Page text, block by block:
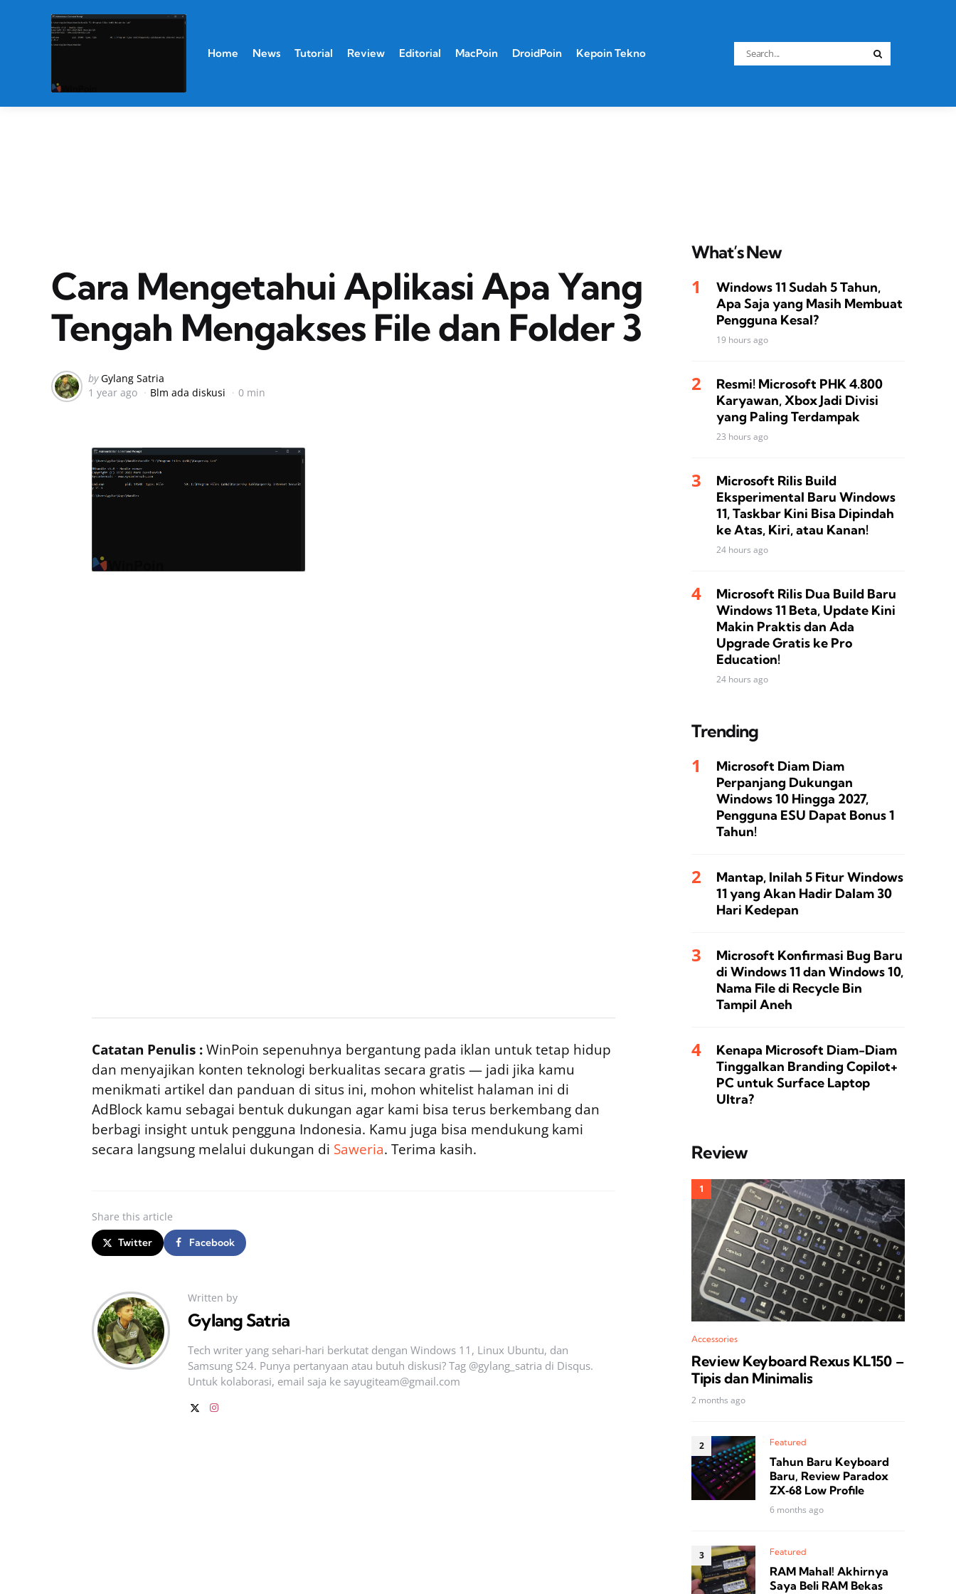
Home News Tutorial Review Editorial MacPoin DroidPoin Kepoin Tekno
Search
for:
Cara Mengetahui Aplikasi Apa Yang
Tengah Mengakses File dan Folder 3
Posted
by
by Gylang Satria
1 year ago
Blm ada diskusi 0 min
Catatan Penulis :WinPoin sepenuhnya bergantung pada iklan untuk tetap hidup
dan menyajikan konten teknologi berkualitas secara gratis — jadi jika kamu
menikmati artikel dan panduan di situs ini, mohon whitelist halaman ini di
AdBlock kamu sebagai bentuk dukungan agar kami bisa terus berkembang dan
berbagi insight untuk pengguna Indonesia. Kamu juga bisa mendukung kami
secara langsung melalui dukungan di Saweria. Terima kasih.
Share this article
Twitter Facebook
Written by
Gylang Satria
Tech writer yang sehari‑hari berkutat dengan Windows 11, Linux Ubuntu, dan
Samsung S24. Punya pertanyaan atau butuh diskusi? Tag @gylang_satria di Disqus.
Untuk kolaborasi, email saja ke sayugiteam@gmail.com
What’s New
Windows 11 Sudah 5 Tahun,
Apa Saja yang Masih Membuat
Pengguna Kesal?
19 hours ago
Resmi! Microsoft PHK 4.800
Karyawan, Xbox Jadi Divisi
yang Paling Terdampak
23 hours ago
Microsoft Rilis Build
Eksperimental Baru Windows
11, Taskbar Kini Bisa Dipindah
ke Atas, Kiri, atau Kanan!
24 hours ago
Microsoft Rilis Dua Build Baru
Windows 11 Beta, Update Kini
Makin Praktis dan Ada
Upgrade Gratis ke Pro
Education!
24 hours ago
Trending
Microsoft Diam Diam
Perpanjang Dukungan
Windows 10 Hingga 2027,
Pengguna ESU Dapat Bonus 1
Tahun!
Mantap, Inilah 5 Fitur Windows
11 yang Akan Hadir Dalam 30
Hari Kedepan
Microsoft Konfirmasi Bug Baru
di Windows 11 dan Windows 10,
Nama File di Recycle Bin
Tampil Aneh
Kenapa Microsoft Diam-Diam
Tinggalkan Branding Copilot+
PC untuk Surface Laptop
Ultra?
Review
Accessories
Review Keyboard Rexus KL150 –
Tipis dan Minimalis
2 months ago
Featured
Tahun Baru Keyboard
Baru, Review Paradox
ZX‑68 Low Profile
6 months ago
Featured
RAM Mahal! Akhirnya
Saya Beli RAM Bekas